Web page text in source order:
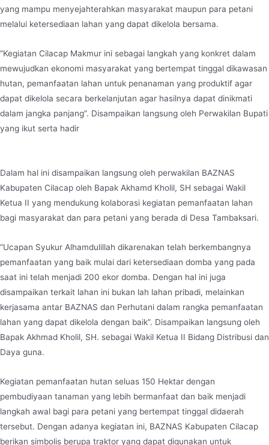
yang mampu menyejahterahkan masyarakat maupun para petani
melalui ketersediaan lahan yang dapat dikelola bersama.
“Kegiatan Cilacap Makmur ini sebagai langkah yang konkret dalam
mewujudkan ekonomi masyarakat yang bertempat tinggal dikawasan
hutan, pemanfaatan lahan untuk penanaman yang produktif agar
dapat dikelola secara berkelanjutan agar hasilnya dapat dinikmati
dalam jangka panjang”. Disampaikan langsung oleh Perwakilan Bupati
yang ikut serta hadir
Dalam hal ini disampaikan langsung oleh perwakilan BAZNAS
Kabupaten Cilacap oleh Bapak Akhamd Kholil, SH sebagai Wakil
Ketua II yang mendukung kolaborasi kegiatan pemanfaatan lahan
bagi masyarakat dan para petani yang berada di Desa Tambaksari.
“Ucapan Syukur Alhamdulillah dikarenakan telah berkembangnya
pemanfaatan yang baik mulai dari ketersediaan domba yang pada
saat ini telah menjadi 200 ekor domba. Dengan hal ini juga
disampaikan terkait lahan ini bukan lah lahan pribadi, melainkan
kerjasama antar BAZNAS dan Perhutani dalam rangka pemanfaatan
lahan yang dapat dikelola dengan baik”. Disampaikan langsung oleh
Bapak Akhmad Kholil, SH. sebagai Wakil Ketua II Bidang Distribusi dan
Daya guna.
Kegiatan pemanfaatan hutan seluas 150 Hektar dengan
pembudiyaan tanaman yang lebih bermanfaat dan baik menjadi
langkah awal bagi para petani yang bertempat tinggal didaerah
tersebut. Dengan adanya kegiatan ini, BAZNAS Kabupaten Cilacap
berikan simbolis berupa traktor yang dapat digunakan untuk